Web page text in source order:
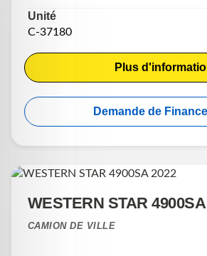
Unité
C-37180
Plus
Demande de
WESTERN STAR
CAMION DE VILLE